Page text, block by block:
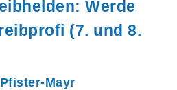
Werde
(7. und 8.
Mayr